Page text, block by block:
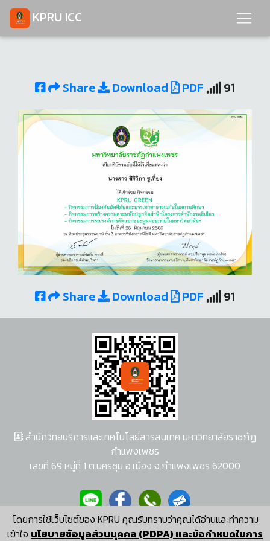
KPRU ICC
Share Download PDF 91
Share Download PDF 91
โดยการใช้เว็บไซต์ของ KPRU คุณรับทราบว่าคุณได้อ่านและทำความ
เข้าใจ นโยบายข้อมูลส่วนบุคคล (PDPA) และข้อกำหนดในการ
สำนักวิทยบริการและเทคโนโลยีสารสนเทศ มหาวิทยาลัยราชภัฏ
กำแพงเพชร
เลขที่ 69 หมู่ที่ 1 ต.นครชุม อ.เมือง จ.กำแพงเพชร 62000
ผู้พัฒนาระบบ อนุชา พวงผกา